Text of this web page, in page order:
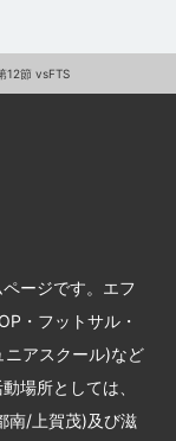
12節 vsFTS
ージです。エフ
・フットサル・
ニアスクール)など
場所としては、
南/上賀茂)及び滋